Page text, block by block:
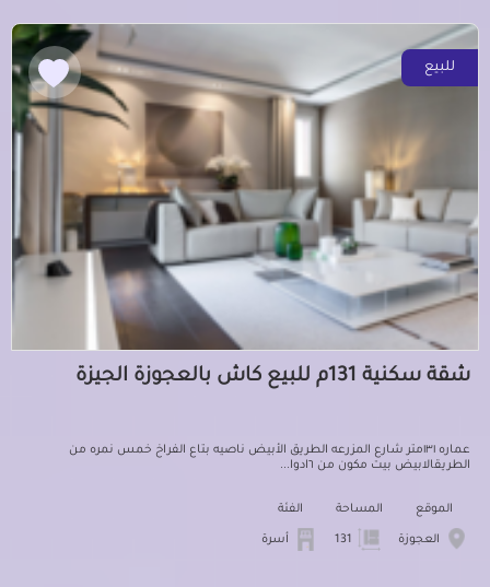
للبيع
شقة سكنية 131م للبيع كاش بالعجوزة الجيزة
عماره ١٣١متر شارع المزرعه الطريق الأبيض ناصيه بتاع الفراخ خمس نمره من
الطريقالابيض بيت مكون من ٦ادوا...
الموقع
العجوزة
المساحة الفئة
أسرة